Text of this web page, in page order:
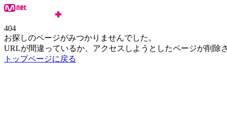
404
お探しのページがみつかりませんでした。
URLが間違っているか、アクセスしようとしたページが削除
トップページに戻る